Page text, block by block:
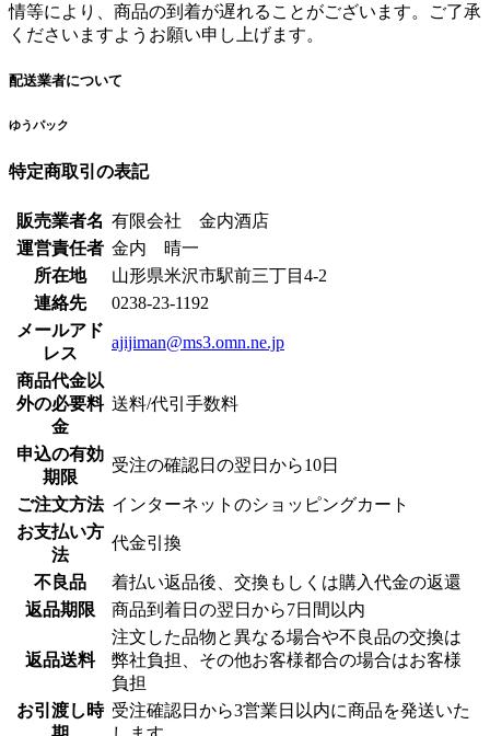
情等により、商品の到着が遅れることがございます。ご了承
くださいますようお願い申し上げます。
配送業者について
ゆうパック
特定商取引の表記
販売業者名 有限会社 金内酒店
運営責任者 金内 晴一
所在地
山形県米沢市駅前三丁目4-2
連絡先
0238-23-1192
メールアド
レス
ajijiman@ms3.omn.ne.jp
商品代金以
外の必要料
金
送料/代引手数料
申込の有効
期限
受注の確認日の翌日から10日
ご注文方法 インターネットのショッピングカート
お支払い方
法
代金引換
不良品
着払い返品後、交換もしくは購入代金の返還
返品期限
商品到着日の翌日から7日間以内
返品送料
注文した品物と異なる場合や不良品の交換は
弊社負担、その他お客様都合の場合はお客様
負担
お引渡し時 受注確認日から3営業日以内に商品を発送いた